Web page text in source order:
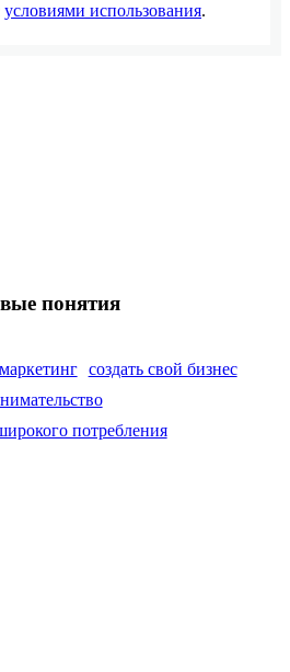
понятия
создать свой бизнес
потребления
условиями использования.